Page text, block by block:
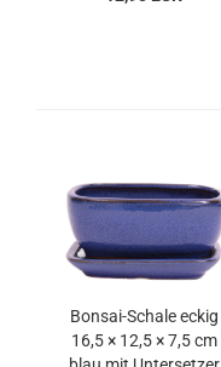
Bonsai-Schale eckig
16,5 × 12,5 × 7,5 cm